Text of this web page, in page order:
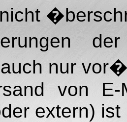
nur
von
extern) ist